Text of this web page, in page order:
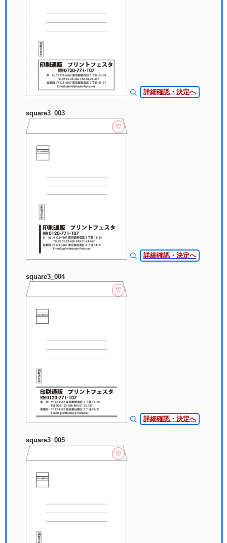
詳細確認・決定へ
square3_003
♡
詳細確認・決定へ
square3_004
♡
詳細確認・決定へ
square3_005
♡